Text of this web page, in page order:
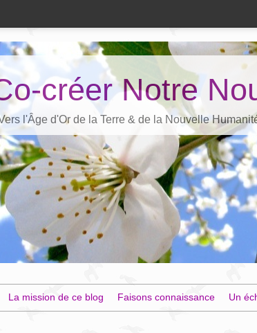
créer Notre
l'Âge d'Or de la Terre & de la Nouvelle
La mission de ce blog Faisons connaissance Un